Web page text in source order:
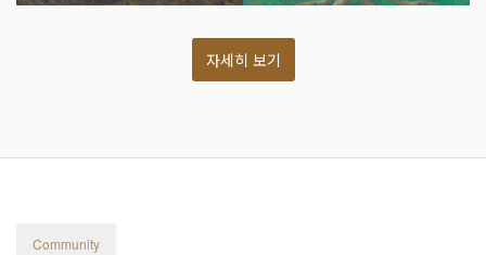
자세히 보기
Community